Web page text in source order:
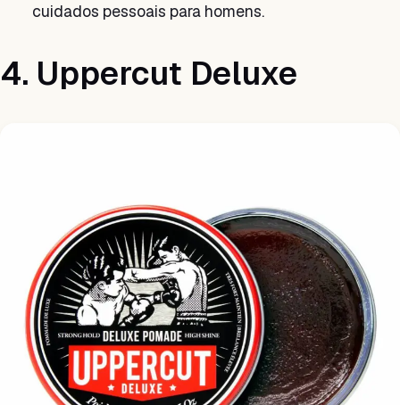
cuidados pessoais para homens.
4. Uppercut Deluxe